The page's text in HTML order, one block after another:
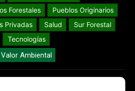
Forestales
Pueblos Originarios
Privadas
Salud
Sur Forestal
Tecnologías
Valor Ambiental